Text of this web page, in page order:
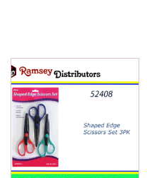
52408
-
3238
Shaped
Edge
Scissors
quantity